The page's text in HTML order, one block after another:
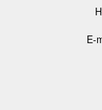
E-